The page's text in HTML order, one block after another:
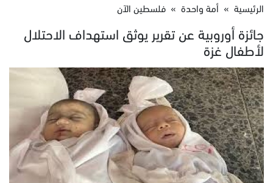
الرئيسية » أمة واحدة » فلسطين الآن
جائزة أوروبية عن تقرير يوثق استهداف الاحتلال
لأطفال غزة